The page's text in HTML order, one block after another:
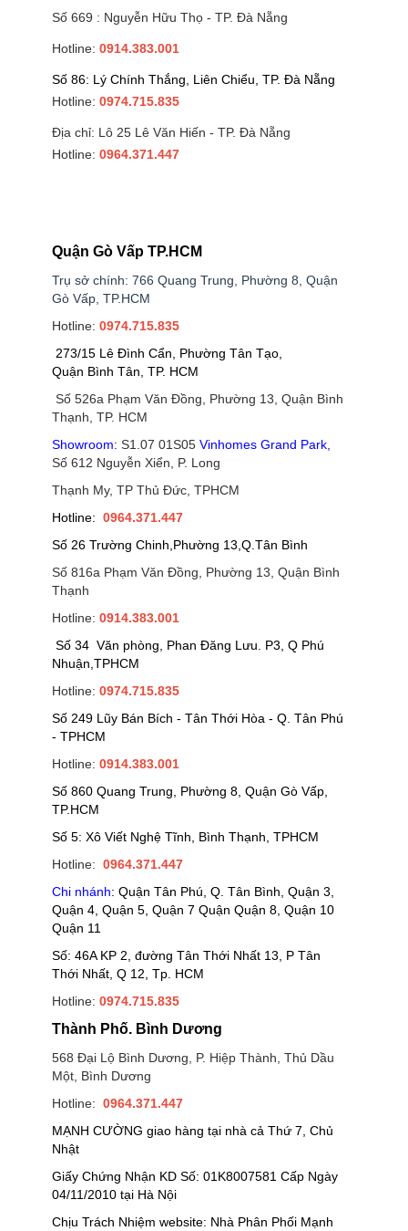
Số 669 : Nguyễn Hữu Thọ - TP. Đà Nẵng
Hotline: 0914.383.001
Số 86: Lý Chính Thắng, Liên Chiểu, TP. Đà Nẵng
Hotline: 0974.715.835
Địa chỉ: Lô 25 Lê Văn Hiến - TP. Đà Nẵng
Hotline: 0964.371.447
Quận Gò Vấp TP.HCM
Trụ sở chính: 766 Quang Trung, Phường 8, Quận
Gò Vấp, TP.HCM
Hotline: 0974.715.835
273/15 Lê Đình Cẩn, Phường Tân Tạo,
Quận Bình Tân, TP. HCM
Số 526a Phạm Văn Đồng, Phường 13, Quận Bình
Thạnh, TP. HCM
Showroom: S1.07 01S05 Vinhomes Grand Park,
Số 612 Nguyễn Xiển, P. Long
Thạnh My, TP Thủ Đức, TPHCM
Hotline: 0964.371.447
Số 26 Trường Chinh,Phường 13,Q.Tân Bình
Số 816a Phạm Văn Đồng, Phường 13, Quận Bình
Thạnh
Hotline: 0914.383.001
Số 34 Văn phòng, Phan Đăng Lưu. P3, Q Phú
Nhuận,TPHCM
Hotline: 0974.715.835
Số 249 Lũy Bán Bích - Tân Thới Hòa - Q. Tân Phú
- TPHCM
Hotline: 0914.383.001
Số 860 Quang Trung, Phường 8, Quận Gò Vấp,
TP.HCM
Số 5: Xô Viết Nghệ Tĩnh, Bình Thạnh, TPHCM
Hotline: 0964.371.447
Chi nhánh: Quận Tân Phú, Q. Tân Bình, Quận 3,
Quận 4, Quận 5, Quận 7 Quận Quận 8, Quận 10
Quận 11
Số: 46A KP 2, đường Tân Thới Nhất 13, P Tân
Thới Nhất, Q 12, Tp. HCM
Hotline: 0974.715.835
Thành Phố. Bình Dương
568 Đại Lộ Bình Dương, P. Hiệp Thành, Thủ Dầu
Một, Bình Dương
Hotline: 0964.371.447
MẠNH CƯỜNG giao hàng tại nhà cả Thứ 7, Chủ
Nhật
Giấy Chứng Nhận KD Số: 01K8007581 Cấp Ngày
04/11/2010 tại Hà Nội
Chịu Trách Nhiệm website: Nhà Phân Phối Mạnh